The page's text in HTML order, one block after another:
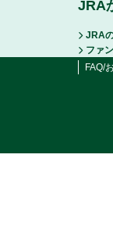
JRA
JRA
ファ
FAQ/